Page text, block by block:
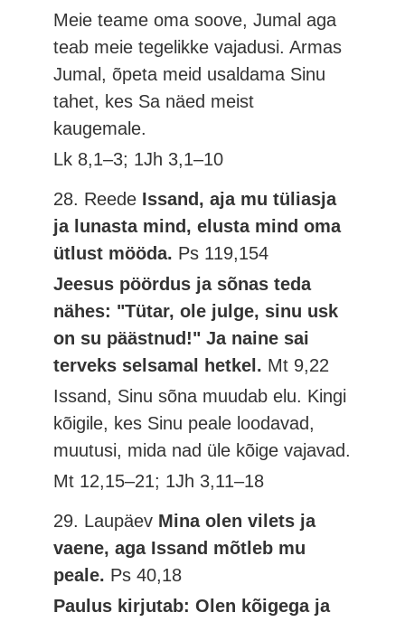
Meie teame oma soove, Jumal aga
teab meie tegelikke vajadusi. Armas
Jumal, õpeta meid usaldama Sinu
tahet, kes Sa näed meist
kaugemale.
Lk 8,1–3; 1Jh 3,1–10
28. Reede Issand, aja mu tüliasja
ja lunasta mind, elusta mind oma
ütlust mööda. Ps 119,154
Jeesus pöördus ja sõnas teda
nähes: "Tütar, ole julge, sinu usk
on su päästnud!" Ja naine sai
terveks selsamal hetkel. Mt 9,22
Issand, Sinu sõna muudab elu. Kingi
kõigile, kes Sinu peale loodavad,
muutusi, mida nad üle kõige vajavad.
Mt 12,15–21; 1Jh 3,11–18
29. Laupäev Mina olen vilets ja
vaene, aga Issand mõtleb mu
peale. Ps 40,18
Paulus kirjutab: Olen kõigega ja